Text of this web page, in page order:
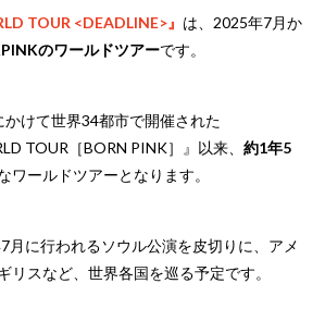
TOUR <DEADLINE>』 は、2025年7月か
のワールドツアーです。
けて世界34都市で開催された
TOUR［BORN PINK］』以来、 約1年5
ワールドツアーとなります。
月に行われるソウル公演を皮切りに、アメ
リスなど、世界各国を巡る予定です。